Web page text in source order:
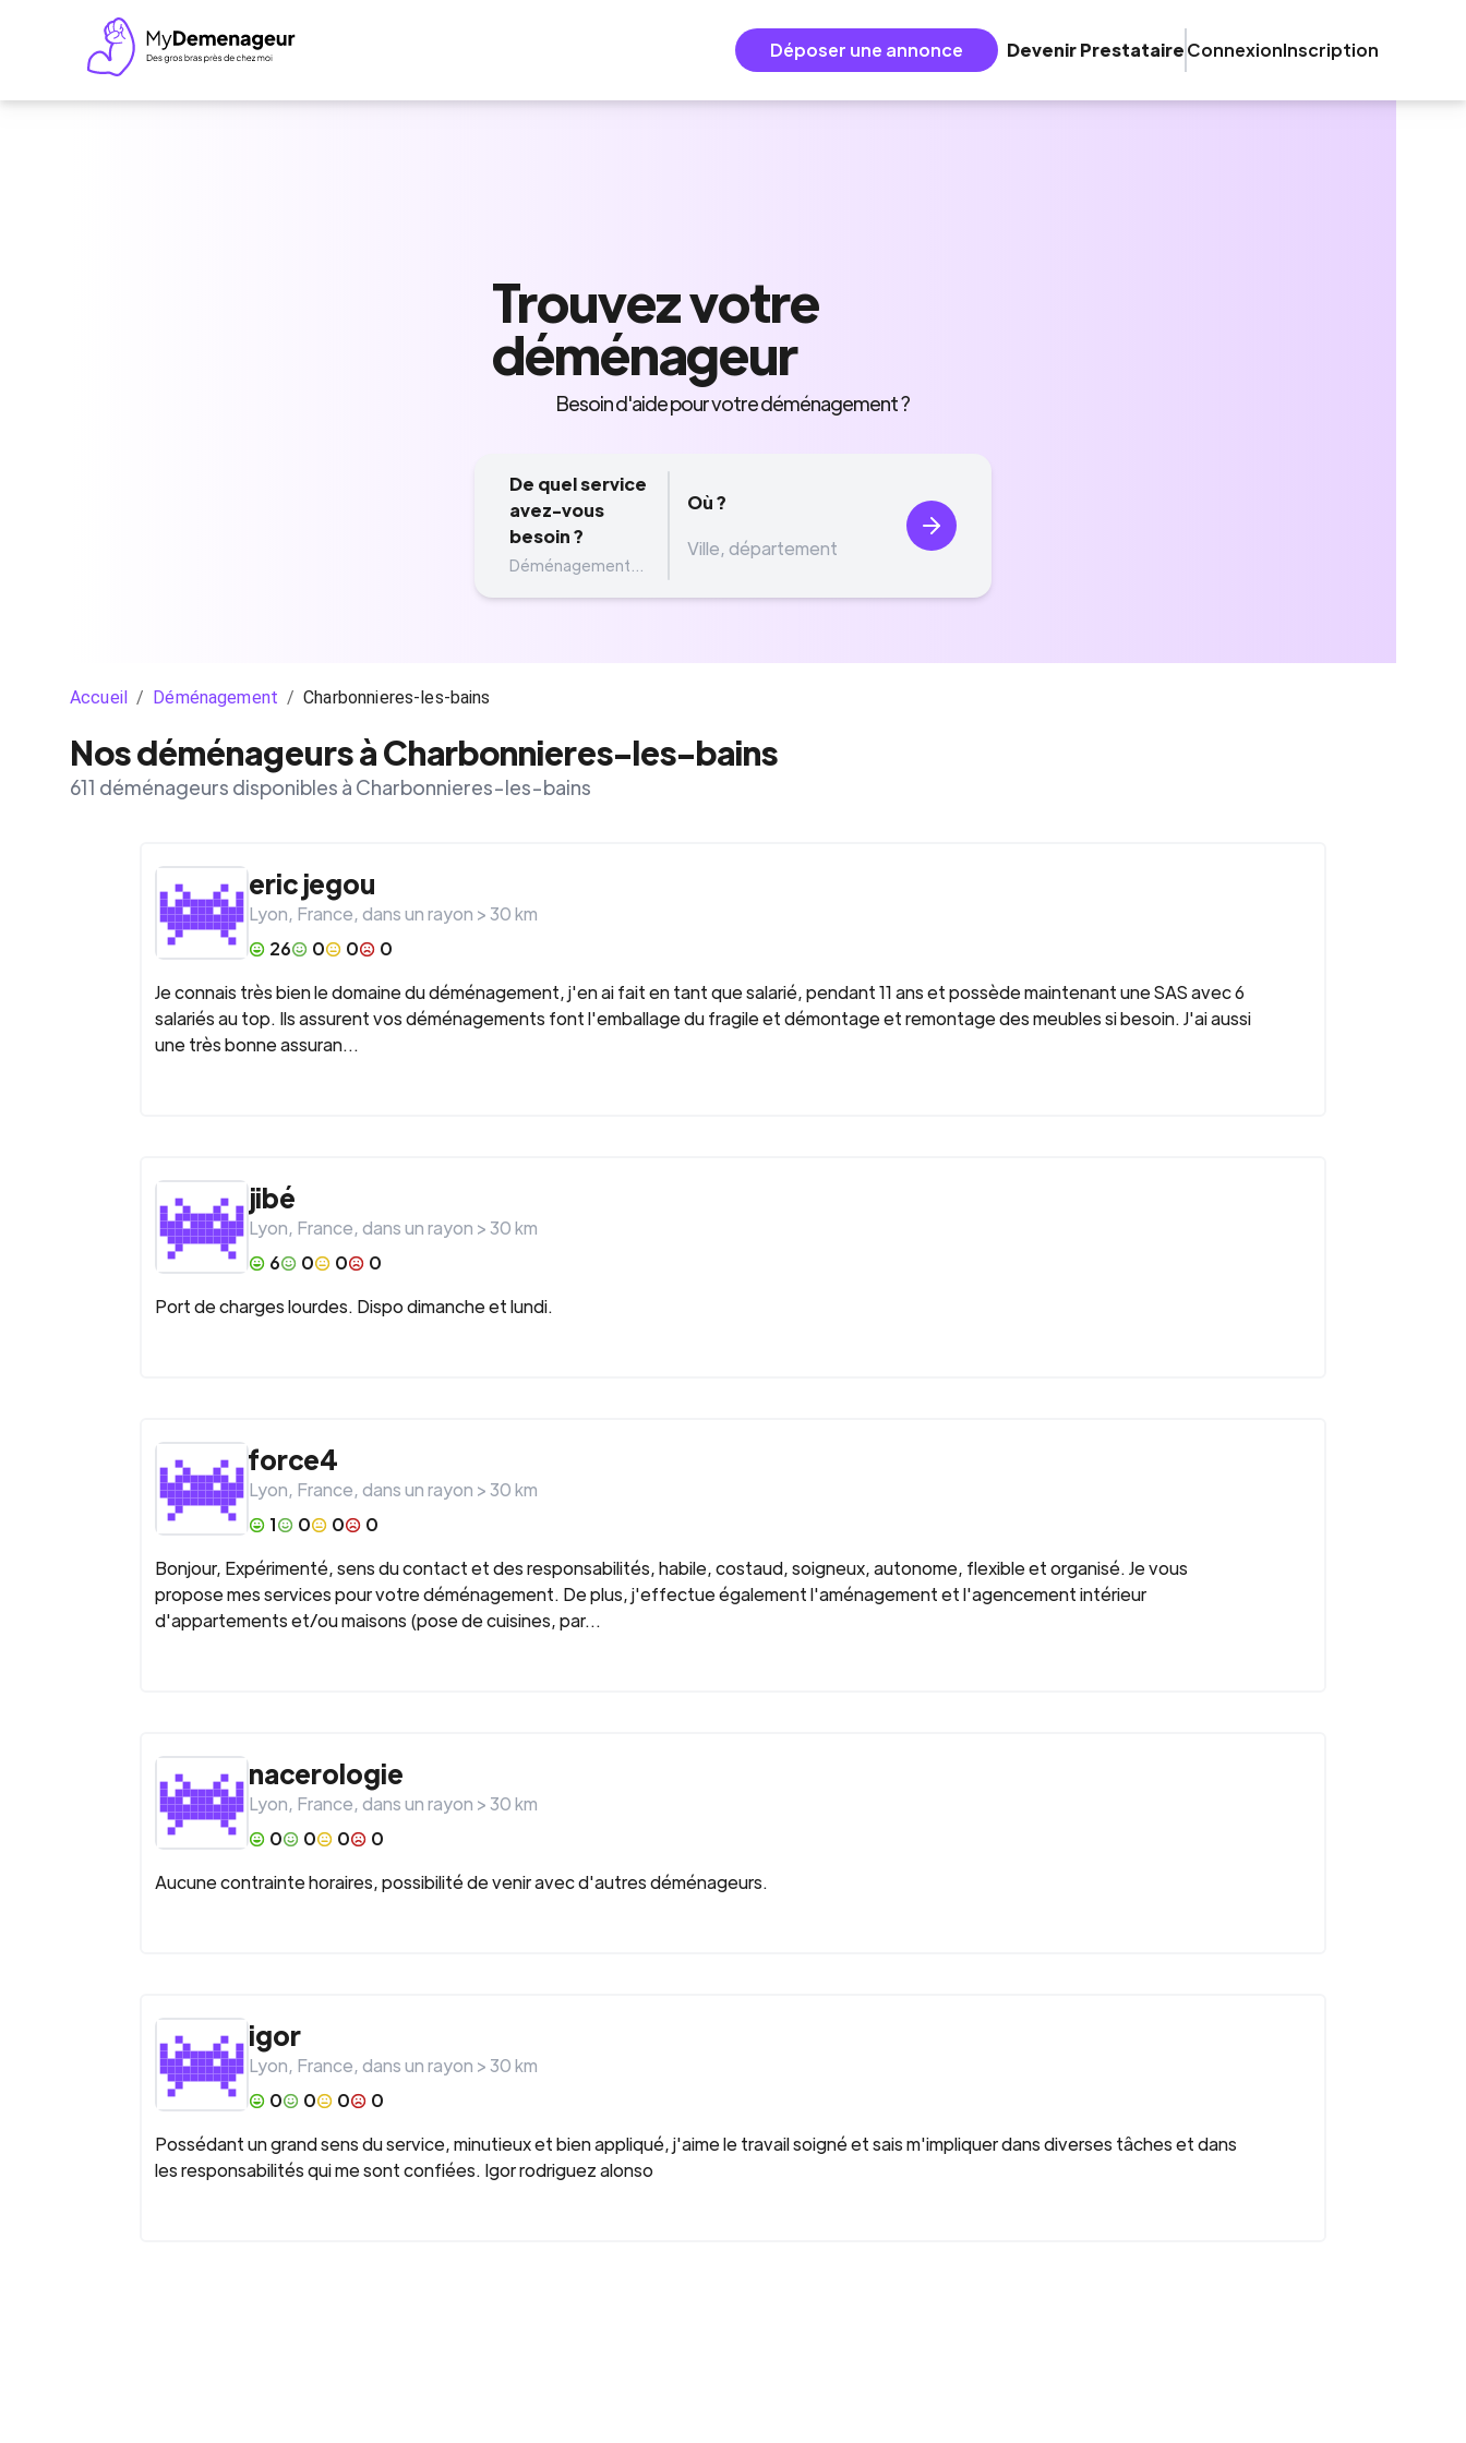
Déposer une annonce Devenir PrestataireConnexionInscription
Trouvezvotre
déménageur
Besoin d'aide pour votre déménagement ?
De quel service
avez-vous
besoin ?
Déménagement...
Où ?
Accueil / Déménagement / Charbonnieres-les-bains
Nos déménageurs à Charbonnieres-les-bains
611 déménageurs disponibles à Charbonnieres-les-bains
ericjegou
Lyon, France, dans un rayon >30km
26
0 0
0
Je connais très bien le domaine du déménagement, j'en ai fait en tant que salarié, pendant 11 ans et possède maintenant une SAS avec 6
salariés au top. Ils assurent vos déménagements font l'emballage du fragile et démontage et remontage des meubles si besoin. J'ai aussi
une très bonne assuran...
jibé
Lyon, France, dans un rayon >30km
6
0 0
0
Port de charges lourdes. Dispo dimanche et lundi.
force4
Lyon, France, dans un rayon >30km
1
0 0
0
Bonjour, Expérimenté, sens du contact et des responsabilités, habile, costaud, soigneux, autonome, flexible et organisé. Je vous
propose mes services pour votre déménagement. De plus, j'effectue également l'aménagement et l'agencement intérieur
d'appartements et/ou maisons (pose de cuisines, par...
nacerologie
Lyon, France, dans un rayon >30km
0
0 0
0
Aucune contrainte horaires, possibilité de venir avec d'autres déménageurs.
igor
Lyon, France, dans un rayon >30km
0
0 0
0
Possédant un grand sens du service, minutieux et bien appliqué, j'aime le travail soigné et sais m'impliquer dans diverses tâches et dans
les responsabilités qui me sont confiées. Igor rodriguez alonso